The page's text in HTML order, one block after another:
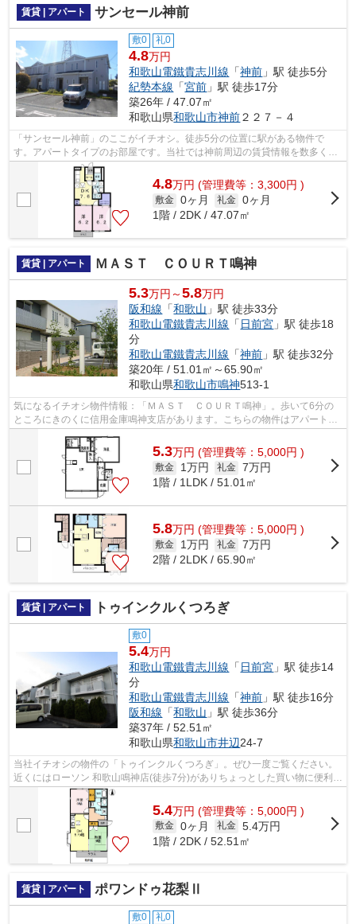
賃貸 | アパート サンセール神前
敷0 礼0
4.8万円
和歌山電鐵貴志川線 「神前 」駅 徒歩5分
紀勢本線 「宮前 」駅 徒歩17分
築26年 / 47.07㎡
和歌山県和歌山市神前２２７－４
「サンセール神前」のここがイチオシ。徒歩5分の位置に駅がある物件で
す。アパートタイプのお部屋です。当社では神前周辺の賃貸情報を数多く取
り扱っております。引っ越しを検討してい...
4.8万円 (管理費等：3,300円 )
敷金 0ヶ月 礼金 0ヶ月
1階 / 2DK / 47.07㎡
賃貸 | アパート ＭＡＳＴ ＣＯＵＲＴ鳴神
5.3万円～5.8万円
阪和線 「和歌山 」駅 徒歩33分
和歌山電鐵貴志川線 「日前宮 」駅 徒歩18
分
和歌山電鐵貴志川線 「神前 」駅 徒歩32分
築20年 / 51.01㎡～65.90㎡
和歌山県和歌山市鳴神513-1
気になるイチオシ物件情報：「ＭＡＳＴ ＣＯＵＲＴ鳴神」。歩いて6分の
ところにきのくに信用金庫鳴神支店があります。こちらの物件はアパートで
す。当社でしかご紹介できない物件も数...
5.3万円 (管理費等：5,000円 )
敷金 1万円 礼金 7万円
1階 / 1LDK / 51.01㎡
5.8万円 (管理費等：5,000円 )
敷金 1万円 礼金 7万円
2階 / 2LDK / 65.90㎡
賃貸 | アパート トゥインクルくつろぎ
敷0
5.4万円
和歌山電鐵貴志川線 「 日前宮 」駅 徒歩14
分
和歌山電鐵貴志川線 「神前 」駅 徒歩16分
阪和線 「和歌山 」駅 徒歩36分
築37年 / 52.51㎡
和歌山県和歌山市井辺24-7
当社イチオシの物件の「トゥインクルくつろぎ」。ぜひ一度ご覧ください。
近くにはローソン 和歌山鳴神店(徒歩7分)がありちょっとした買い物に便利で
す。こちらの物件はアパートです。...
5.4万円 (管理費等：5,000円 )
敷金 0ヶ月 礼金 5.4万円
1階 / 2DK / 52.51㎡
賃貸 | アパート ポワンドゥ花梨Ⅱ
敷0 礼0